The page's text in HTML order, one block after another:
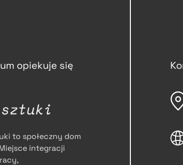
opiekuje się
to społeczny dom
integracji